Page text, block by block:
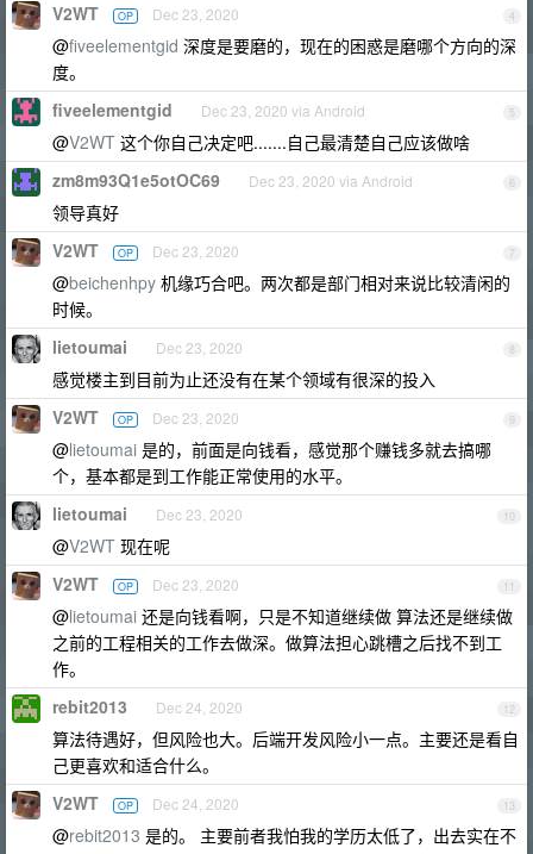
4
V2WT OP Dec 23, 2020
@fiveelementgid 深度是要磨的，现在的困惑是磨哪个方向的深
度。
5
fiveelementgid Dec 23, 2020 via Android
@V2WT 这个你自己决定吧.......自己最清楚自己应该做啥
6
zm8m93Q1e5otOC69 Dec 23, 2020 via Android
领导真好
7
V2WT OP Dec 23, 2020
@beichenhpy 机缘巧合吧。两次都是部门相对来说比较清闲的
时候。
8
lietoumai Dec 23, 2020
感觉楼主到目前为止还没有在某个领域有很深的投入
9
V2WT OP Dec 23, 2020
@lietoumai 是的，前面是向钱看，感觉那个赚钱多就去搞哪
个，基本都是到工作能正常使用的水平。
10
lietoumai Dec 23, 2020
@V2WT 现在呢
11
V2WT OP Dec 23, 2020
@lietoumai 还是向钱看啊，只是不知道继续做 算法还是继续做
之前的工程相关的工作去做深。做算法担心跳槽之后找不到工
作。
12
rebit2013 Dec 24, 2020
算法待遇好，但风险也大。后端开发风险小一点。主要还是看自
己更喜欢和适合什么。
13
V2WT OP Dec 24, 2020
@rebit2013 是的。 主要前者我怕我的学历太低了，出去实在不